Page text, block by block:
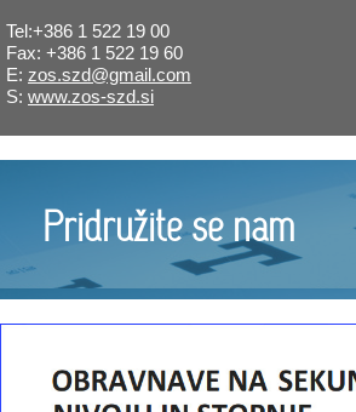
Tel:+386 1 522 19 00
Fax: +386 1 522 19 60
E: zos.szd@gmail.com
S: www.zos-szd.si
Pridružite se nam